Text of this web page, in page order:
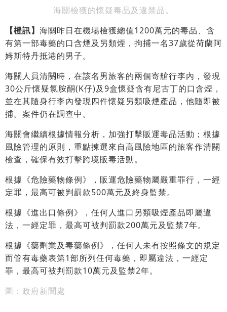
海關檢獲的懷疑毒品及違禁品。
【橙訊】 海關昨日在機場檢獲總值1200萬元的毒品、含
有第一部毒藥的口含煙及另類煙，拘捕一名37歲從荷蘭阿
姆斯特丹抵港的男子。
海關人員清關時，在該名男旅客的兩個寄艙行李內，發現
30公斤懷疑氯胺酮(K仔)及9盒懷疑含有尼古丁的口含煙，
並在其隨身行李內發現四件懷疑另類吸煙產品，他隨即被
捕。案件仍在調查中。
海關會繼續根據情報分析，加強打擊販運毒品活動；根據
風險管理的原則，重點揀選來自高風險地區的旅客作清關
檢查，確保有效打擊跨境販毒活動。
根據《危險藥物條例》，販運危險藥物屬嚴重罪行，一經
定罪，最高可被判罰款500萬元及終身監禁。
根據《進出口條例》，任何人進口另類吸煙產品即屬違
法，一經定罪，最高可被判罰款200萬元及監禁7年。
根據《藥劑業及毒藥條例》，任何人未有按照條文的規定
而管有毒藥表第1部所列任何毒藥，即屬違法，一經定
罪，最高可被判罰款10萬元及監禁2年。
圖：政府新聞處